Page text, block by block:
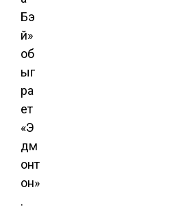
Бэ
й»
об
ыг
ра
ет
«Э
дм
онт
он»
.